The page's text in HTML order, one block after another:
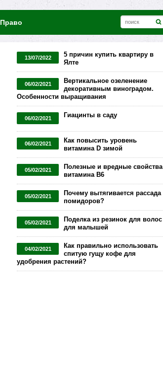
Право
13/07/2022
5 причин купить квартиру в
Ялте
06/02/2021
Вертикальное озеленение
декоративным виноградом.
Особенности выращивания
06/02/2021 Гиацинты в саду
06/02/2021
Как повысить уровень
витамина D зимой
05/02/2021
Полезные и вредные свойства
витамина В6
05/02/2021
Почему вытягивается рассада
помидоров?
05/02/2021
Поделка из резинок для волос
для малышей
04/02/2021
Как правильно использовать
спитую гущу кофе для
удобрения растений?